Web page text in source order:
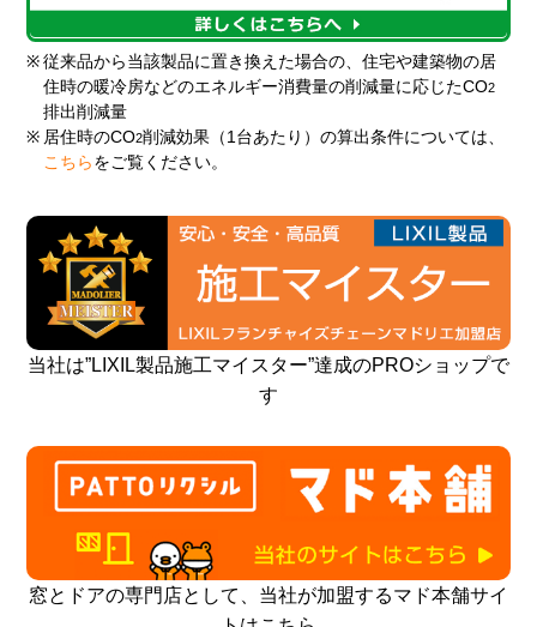
※ 従来品から当該製品に置き換えた場合の、住宅や建築物の居
住時の暖冷房などのエネルギー消費量の削減量に応じたCO2
排出削減量
※ 居住時のCO2削減効果（1台あたり）の算出条件については、
こちら をご覧ください。
当社は”LIXIL製品施工マイスター”達成のPROショップで
す
窓とドアの専門店として、当社が加盟するマド本舗サイ